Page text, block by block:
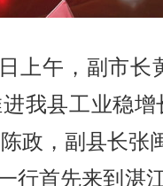
上午，副市
我县工业稳
政， 副县长张
行首先来到湛